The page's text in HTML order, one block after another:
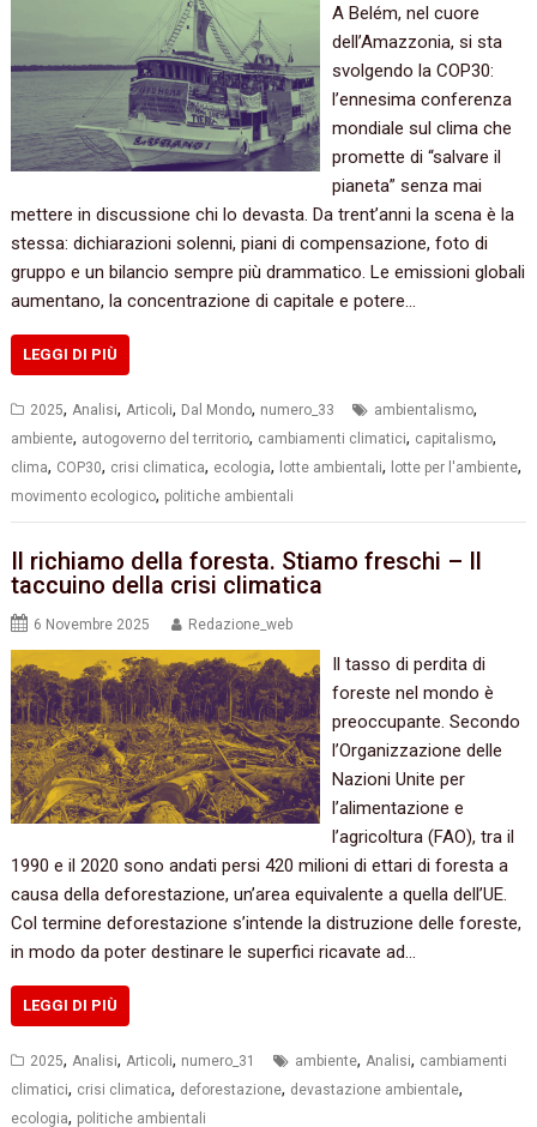
A Belém, nel cuore
dell’Amazzonia, si sta
svolgendo la COP30:
l’ennesima conferenza
mondiale sul clima che
promette di “salvare il
pianeta” senza mai
mettere in discussione chi lo devasta. Da trent’anni la scena è la
stessa: dichiarazioni solenni, piani di compensazione, foto di
gruppo e un bilancio sempre più drammatico. Le emissioni globali
aumentano, la concentrazione di capitale e potere…
LEGGI DI PIÙ
2025, Analisi, Articoli, Dal Mondo, numero_33 ambientalismo,
ambiente, autogoverno del territorio, cambiamenti climatici, capitalismo,
clima, COP30, crisi climatica, ecologia, lotte ambientali, lotte per l'ambiente,
movimento ecologico, politiche ambientali
Il richiamo della foresta. Stiamo freschi – Il
taccuino della crisi climatica
6 Novembre 2025 Redazione_web
Il tasso di perdita di
foreste nel mondo è
preoccupante. Secondo
l’Organizzazione delle
Nazioni Unite per
l’alimentazione e
l’agricoltura (FAO), tra il
1990 e il 2020 sono andati persi 420 milioni di ettari di foresta a
causa della deforestazione, un’area equivalente a quella dell’UE.
Col termine deforestazione s’intende la distruzione delle foreste,
in modo da poter destinare le superfici ricavate ad…
LEGGI DI PIÙ
2025,Analisi,Articoli, numero_31 ambiente,Analisi, cambiamenti
climatici, crisi climatica, deforestazione, devastazione ambientale,
ecologia, politiche ambientali